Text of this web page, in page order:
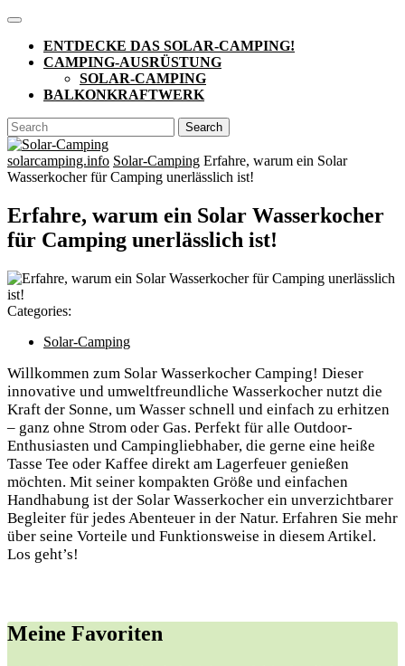
Skip
content
Open
ButtonENTDECKE DAS SOLAR-CAMPING!
CAMPING-AUSRÜSTUNG
SOLAR-CAMPING
BALKONKRAFTWERK
CLOSE
BUTTON
Search
for:
solarcamping.info Solar-Camping Erfahre, warum ein Solar
Wasserkocher für Camping unerlässlich ist!
Erfahre, warum ein Solar Wasserkocher
für Camping unerlässlich ist!
Categories:
Solar-Camping
Willkommen zum Solar Wasserkocher Camping! Dieser
innovative und umweltfreundliche Wasserkocher nutzt die
Kraft der Sonne, um Wasser schnell und einfach zu erhitzen
– ganz ohne Strom oder Gas. Perfekt für alle Outdoor-
Enthusiasten und Campingliebhaber, die gerne eine heiße
Tasse Tee oder Kaffee direkt am Lagerfeuer genießen
möchten. Mit seiner kompakten Größe und einfachen
Handhabung ist der Solar Wasserkocher ein unverzichtbarer
Begleiter für jedes Abenteuer in der Natur. Erfahren Sie mehr
über seine Vorteile und Funktionsweise in diesem Artikel.
Los geht’s!
Meine Favoriten